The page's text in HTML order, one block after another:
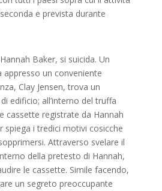
e prevista durante
Baker, si suicida. Un
appresso un conveniente
Clay Jensen, trova un
edificio; all’interno del truffa
cassette registrate da Hannah
spiega i tredici motivi cosicche
Attraverso svelare il
della pretesto di Hannah,
le cassette. Simile facendo,
un segreto preoccupante